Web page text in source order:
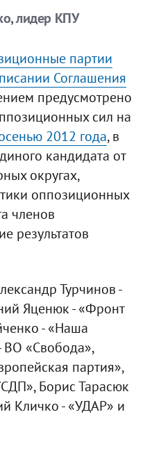
лидер КПУ
партии
Соглашения
предусмотрено
сил на
2012 года, в
кандидата от
округах,
оппозиционных
членов
результатов
Турчинов -
Яценюк - «Фронт
- «Наша
ВО «Свобода»,
партия»,
Борис Тарасюк
Кличко - «УДАР» и